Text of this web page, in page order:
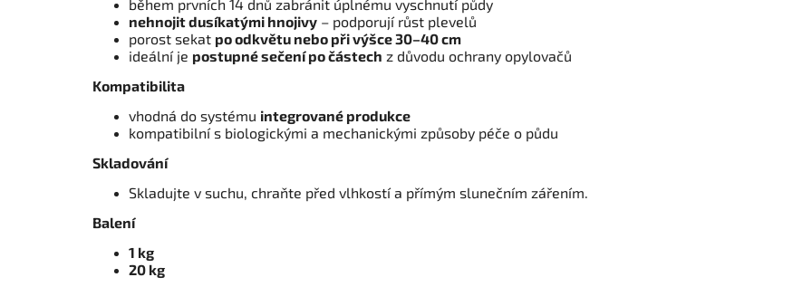
během prvních 14 dnů zabránit úplnému vyschnutí půdy
nehnojit dusíkatými hnojivy – podporují růst plevelů
porost sekat po odkvětu nebo při výšce 30–40 cm
ideální je postupné sečení po částech z důvodu ochrany opylovačů
Kompatibilita
vhodná do systému integrované produkce
kompatibilní s biologickými a mechanickými způsoby péče o půdu
Skladování
Skladujte v suchu, chraňte před vlhkostí a přímým slunečním zářením.
Balení
1 kg
20 kg